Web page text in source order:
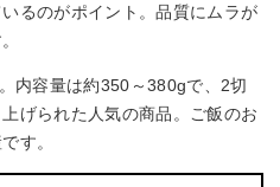
るのがポイント。品質にムラが
内容量は約350～380gで、2切
げられた人気の商品。ご飯のお
す。